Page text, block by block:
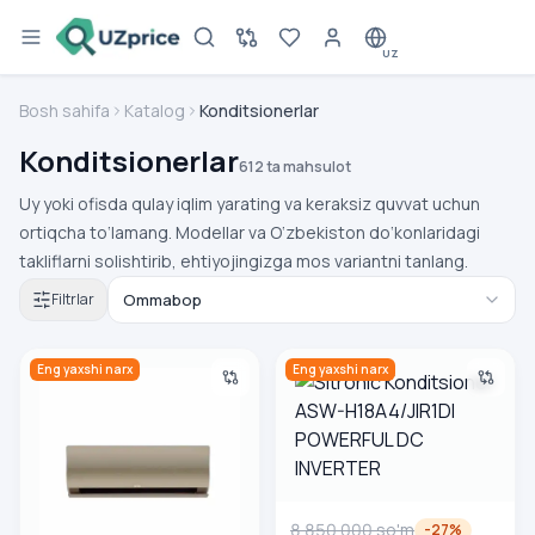
UZ
Bosh sahifa Katalog Konditsionerlar
Konditsionerlar612 ta mahsulot
Uy yoki ofisda qulay iqlim yarating va keraksiz quvvat uchun
ortiqcha to‘lamang. Modellar va O‘zbekiston do‘konlaridagi
takliflarni solishtirib, ehtiyojingizga mos variantni tanlang.
Filtrlar
Artel Konditsioner Baraka 12 Inverter
Eng yaxshi narx Sitronic Konditsioner ASW-
Eng yaxshi narx
8 850 000so'm -27%